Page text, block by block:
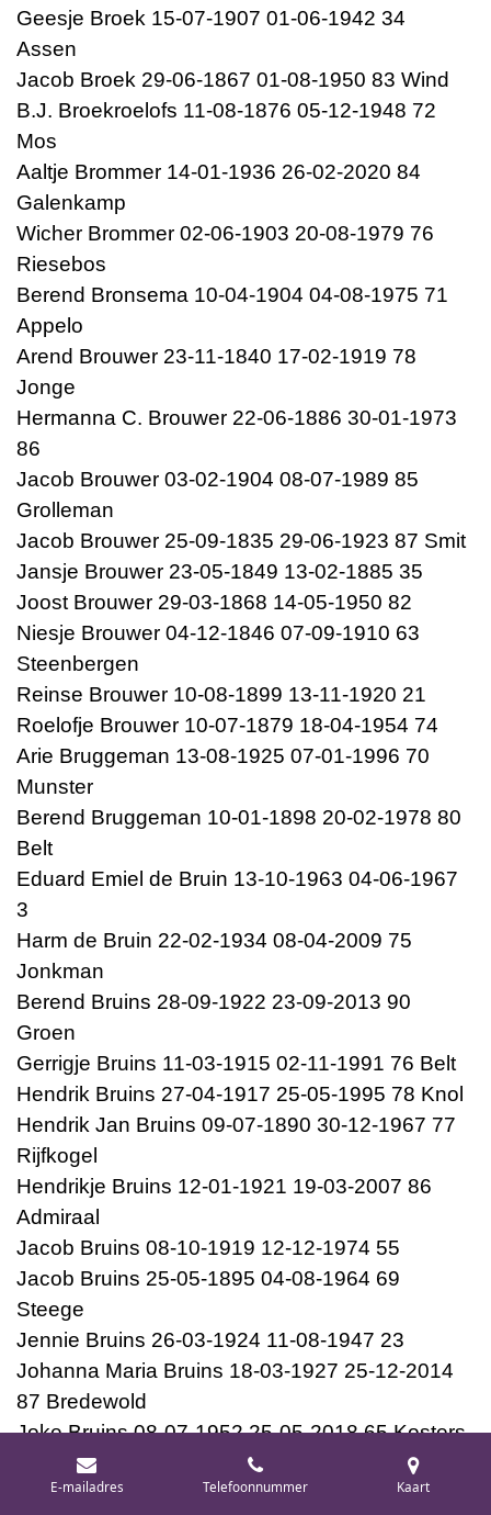
Geesje Broek 15-07-1907 01-06-1942 34
Assen
Jacob Broek 29-06-1867 01-08-1950 83 Wind
B.J. Broekroelofs 11-08-1876 05-12-1948 72
Mos
Aaltje Brommer 14-01-1936 26-02-2020 84
Galenkamp
Wicher Brommer 02-06-1903 20-08-1979 76
Riesebos
Berend Bronsema 10-04-1904 04-08-1975 71
Appelo
Arend Brouwer 23-11-1840 17-02-1919 78
Jonge
Hermanna C. Brouwer 22-06-1886 30-01-1973
86
Jacob Brouwer 03-02-1904 08-07-1989 85
Grolleman
Jacob Brouwer 25-09-1835 29-06-1923 87 Smit
Jansje Brouwer 23-05-1849 13-02-1885 35
Joost Brouwer 29-03-1868 14-05-1950 82
Niesje Brouwer 04-12-1846 07-09-1910 63
Steenbergen
Reinse Brouwer 10-08-1899 13-11-1920 21
Roelofje Brouwer 10-07-1879 18-04-1954 74
Arie Bruggeman 13-08-1925 07-01-1996 70
Munster
Berend Bruggeman 10-01-1898 20-02-1978 80
Belt
Eduard Emiel de Bruin 13-10-1963 04-06-1967
3
Harm de Bruin 22-02-1934 08-04-2009 75
Jonkman
Berend Bruins 28-09-1922 23-09-2013 90
Groen
Gerrigje Bruins 11-03-1915 02-11-1991 76 Belt
Hendrik Bruins 27-04-1917 25-05-1995 78 Knol
Hendrik Jan Bruins 09-07-1890 30-12-1967 77
Rijfkogel
Hendrikje Bruins 12-01-1921 19-03-2007 86
Admiraal
Jacob Bruins 08-10-1919 12-12-1974 55
Jacob Bruins 25-05-1895 04-08-1964 69
Steege
Jennie Bruins 26-03-1924 11-08-1947 23
Johanna Maria Bruins 18-03-1927 25-12-2014
87 Bredewold
Joke Bruins 08-07-1952 25-05-2018 65 Kosters
Roelof Bruins 19-08-1924 16-09-1960 36
Leeuw
E-mailadres Telefoonnummer Kaart